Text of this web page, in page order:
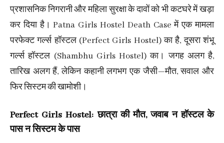
प्रशासनिक निगरानी और महिला सुरक्षा के दावों को भी कटघरे में खड़ा
कर दिया है। Patna Girls Hostel Death Case में एक मामला
परफेक्ट गर्ल्स हॉस्टल (Perfect Girls Hostel) का है, दूसरा शंभू
गर्ल्स हॉस्टल (Shambhu Girls Hostel) का। जगह अलग है,
तारिख अलग हैं, लेकिन कहानी लगभग एक जैसी—मौत, सवाल और
फिर सिस्टम की खामोशी।
Perfect Girls Hostel: छात्रा की मौत, जवाब न हॉस्टल के
पास न सिस्टम के पास